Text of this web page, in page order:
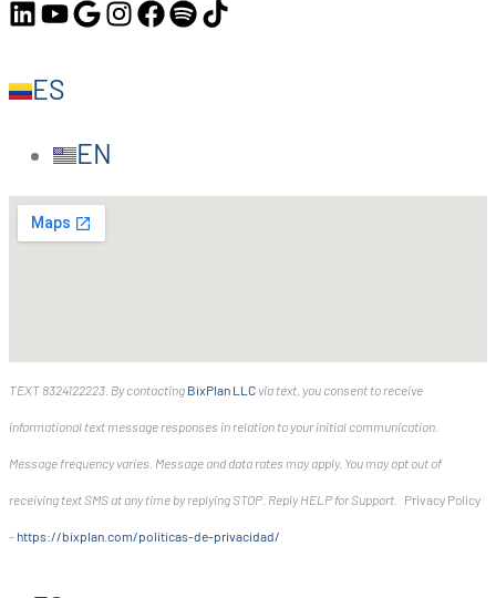
ES
EN
TEXT 8324122223. By contacting BixPlan LLC via text, you consent to receive
informational text message responses in relation to your initial communication.
Message frequency varies. Message and data rates may apply. You may opt out of
receiving text SMS at any time by replying STOP. Reply HELP for Support. Privacy Policy
– https://bixplan.com/politicas-de-privacidad/